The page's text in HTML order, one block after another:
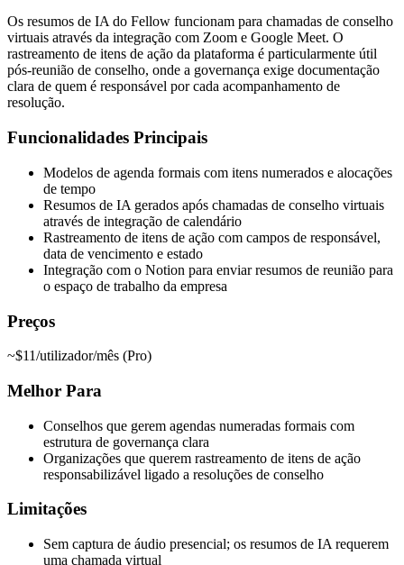
Os resumos de IA do Fellow funcionam para chamadas de conselho
virtuais através da integração com Zoom e Google Meet. O
rastreamento de itens de ação da plataforma é particularmente útil
pós-reunião de conselho, onde a governança exige documentação
clara de quem é responsável por cada acompanhamento de
resolução.
Funcionalidades Principais
Modelos de agenda formais com itens numerados e alocações
de tempo
Resumos de IA gerados após chamadas de conselho virtuais
através de integração de calendário
Rastreamento de itens de ação com campos de responsável,
data de vencimento e estado
Integração com o Notion para enviar resumos de reunião para
o espaço de trabalho da empresa
Preços
~$11/utilizador/mês (Pro)
Melhor Para
Conselhos que gerem agendas numeradas formais com
estrutura de governança clara
Organizações que querem rastreamento de itens de ação
responsabilizável ligado a resoluções de conselho
Limitações
Sem captura de áudio presencial; os resumos de IA requerem
uma chamada virtual